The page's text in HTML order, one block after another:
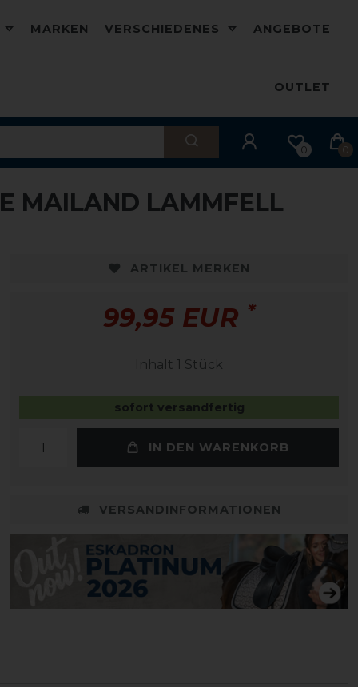
MARKEN VERSCHIEDENES ANGEBOTE
OUTLET
0 0
MAILAND LAMMFELL
ARTIKEL MERKEN
99,95 EUR *
Inhalt 1 Stück
sofort versandfertig
IN DEN WARENKORB
VERSANDINFORMATIONEN